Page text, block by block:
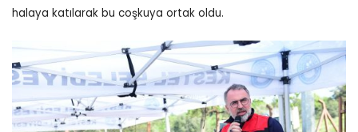
halaya katılarak bu coşkuya ortak oldu.